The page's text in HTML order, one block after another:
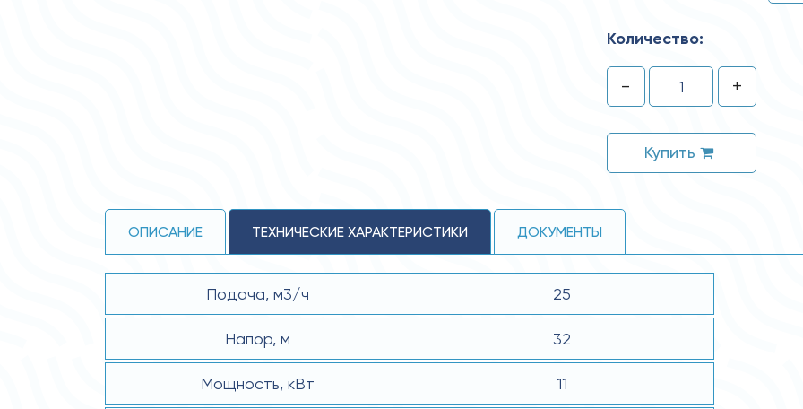
Количество:
- +
Купить
ОПИСАНИЕ ТЕХНИЧЕСКИЕ ХАРАКТЕРИСТИКИ ДОКУМЕНТЫ
Подача, м3/ч 25
Напор, м 32
Мощность, кВт 11